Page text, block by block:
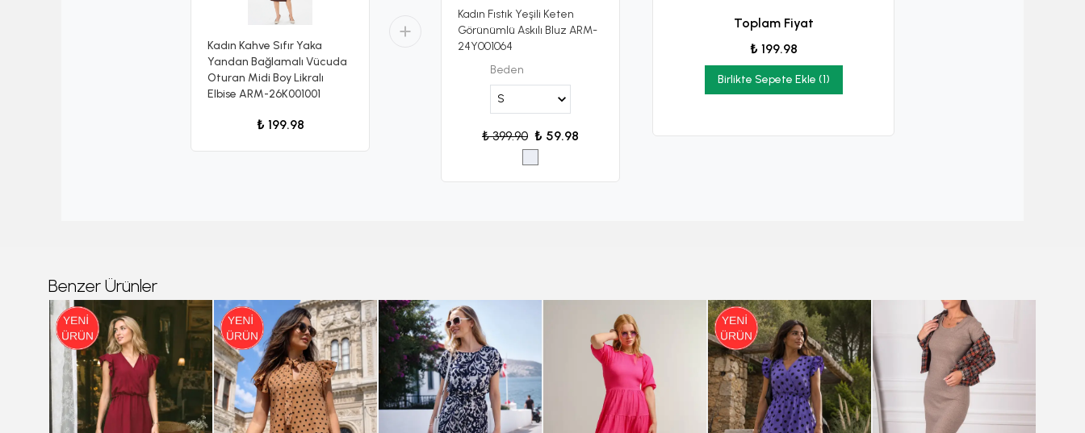
Kadın Kahve Sıfır Yaka
Yandan Bağlamalı Vücuda
Oturan Midi Boy Likralı
Elbise ARM-26K001001
₺ 199.98
Kadın Fıstık Yeşili Keten
Görünümlü Askılı Bluz ARM-
24Y001064
Beden
₺ 399.90 ₺ 59.98
Toplam Fiyat
₺ 199.98
Birlikte Sepete Ekle (1)
Benzer Ürünler